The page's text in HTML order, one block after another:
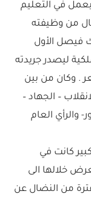
غادر النجف ليعمل في التعليم
من وظيفته
فيصل الأول
الملكية ليصدر جريدته
. وكان من بين
– الجهاد –
والرأي العام
كانت في
خلالها الى
من النضال عن